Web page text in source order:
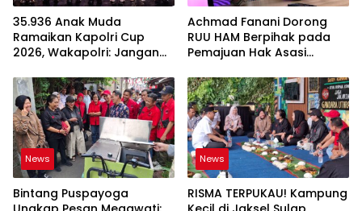
35.936 Anak Muda
Ramaikan Kapolri Cup
2026, Wakapolri: Jangan
Achmad Fanani Dorong
RUU HAM Berpihak pada
Pemajuan Hak Asasi
News
Bintang Puspayoga
News
RISMA TERPUKAU! Kampung